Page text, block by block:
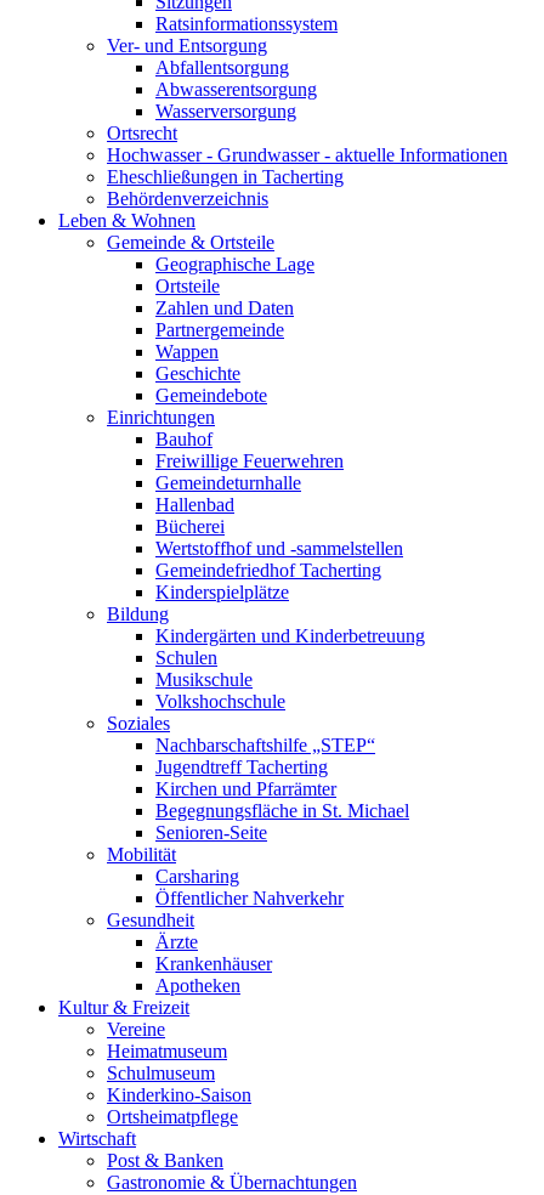
Ratsinformationssystem
Ver- und Entsorgung
Abfallentsorgung
Abwasserentsorgung
Wasserversorgung
Ortsrecht
Hochwasser - Grundwasser - aktuelle Informationen
Eheschließungen in Tacherting
Behördenverzeichnis
Leben & Wohnen
Gemeinde & Ortsteile
Geographische Lage
Ortsteile
Zahlen und Daten
Partnergemeinde
Wappen
Geschichte
Gemeindebote
Einrichtungen
Bauhof
Freiwillige Feuerwehren
Gemeindeturnhalle
Hallenbad
Bücherei
Wertstoffhof und -sammelstellen
Gemeindefriedhof Tacherting
Kinderspielplätze
Bildung
Kindergärten und Kinderbetreuung
Schulen
Musikschule
Volkshochschule
Soziales
Nachbarschaftshilfe „STEP“
Jugendtreff Tacherting
Kirchen und Pfarrämter
Begegnungsfläche in St. Michael
Senioren-Seite
Mobilität
Carsharing
Öffentlicher Nahverkehr
Gesundheit
Ärzte
Krankenhäuser
Apotheken
Kultur & Freizeit
Vereine
Heimatmuseum
Schulmuseum
Kinderkino-Saison
Ortsheimatpflege
Wirtschaft
Post & Banken
Gastronomie & Übernachtungen